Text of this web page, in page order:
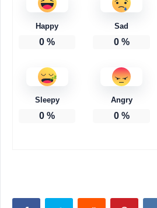
Happy
0 %
Sad
0%
Sleepy
0 %
Angry
0%